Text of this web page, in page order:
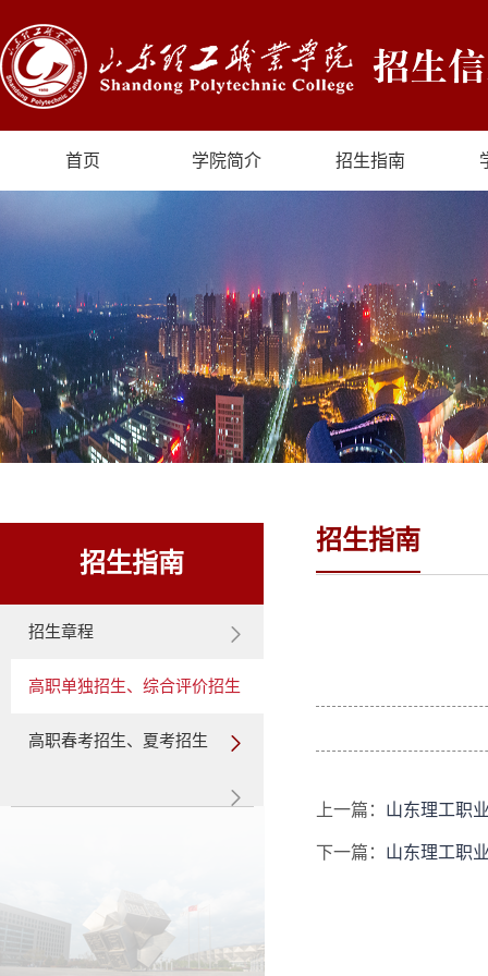
首页 学院简介 招生指南
招生指南
招生章程
高职单独招生、综合评价招生
高职春考招生、夏考招生
招生指南
上一篇： 山东理工职
下一篇： 山东理工职